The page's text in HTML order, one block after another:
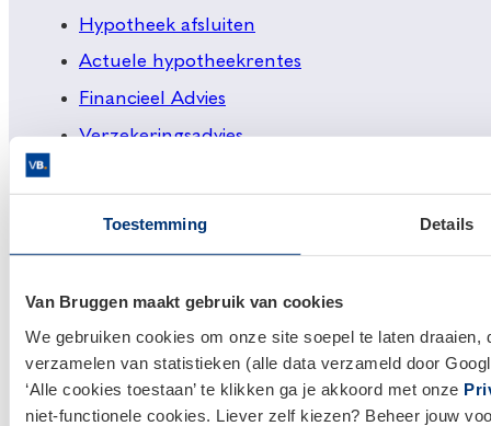
Toestemming Details
Van Bruggen maakt gebruik van cookies
We gebruiken cookies om onze site soepel te laten
verzamelen van statistieken (alle data verzameld door
‘Alle cookies toestaan’ te klikken ga je akkoord met onze
niet-functionele cookies. Liever zelf kiezen? Beheer jouw
Hypotheek afsluiten
Actuele hypotheekrentes
Financieel Advies
Verzekeringsadvies
Klantenservice en contact
Bezoek een
bij jou in de buurt, of neem
contact met ons op.